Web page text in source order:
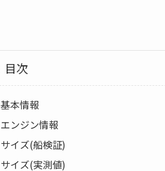
目次
基本情報
エンジン情報
サイズ(船検証)
サイズ(実測値)